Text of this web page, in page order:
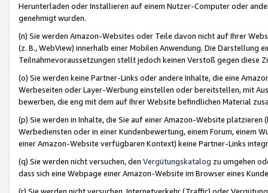
Herunterladen oder Installieren auf einem Nutzer-Computer oder
genehmigt wurden.
(n) Sie werden Amazon-Websites oder Teile davon nicht auf Ihrer
(z. B., WebView) innerhalb einer Mobilen Anwendung. Die Darstellung
Teilnahmevoraussetzungen stellt jedoch keinen Verstoß gegen diese
(o) Sie werden keine Partner-Links oder andere Inhalte, die eine
Werbeseiten oder Layer-Werbung einstellen oder bereitstellen, mit
bewerben, die eng mit dem auf Ihrer Website befindlichen Material
(p) Sie werden in Inhalte, die Sie auf einer Amazon-Website
Werbediensten oder in einer Kundenbewertung, einem Forum, einem
einer Amazon-Website verfügbaren Kontext) keine Partner-Links
(q) Sie werden nicht versuchen, den Vergütungskatalog zu umgehen
dass sich eine Webpage einer Amazon-Website im Browser eines
(r) Sie werden nicht versuchen, Internetverkehr (Traffic) oder